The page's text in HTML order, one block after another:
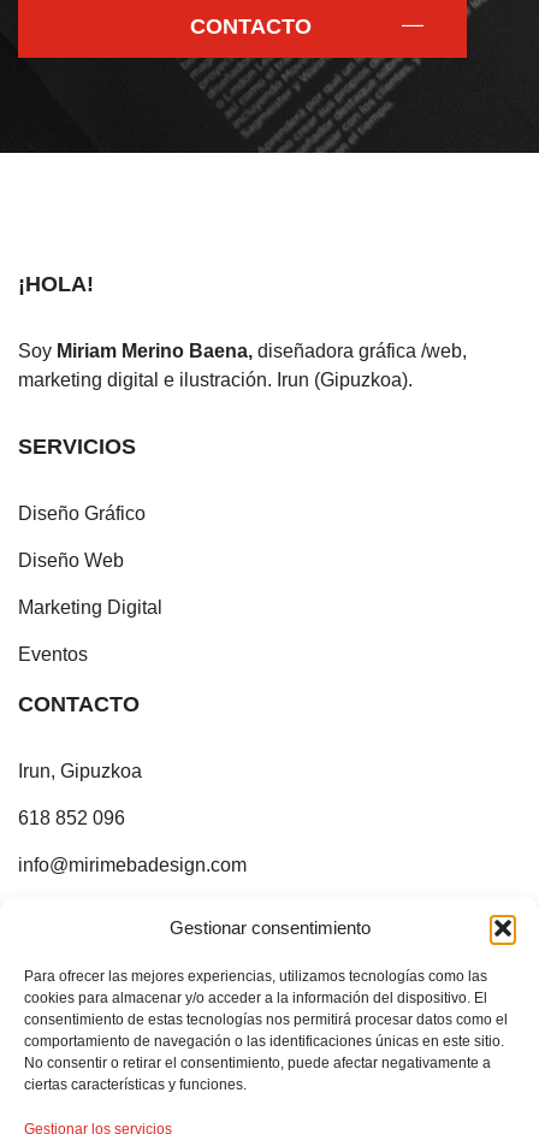
Gestionar consentimiento
Para ofrecer las mejores experiencias, utilizamos tecnologías como las
cookies para almacenar y/o acceder a la información del dispositivo. El
consentimiento de estas tecnologías nos permitirá procesar datos como el
comportamiento de navegación o las identificaciones únicas en este sitio.
No consentir o retirar el consentimiento, puede afectar negativamente a
ciertas características y funciones.
Gestionar los servicios
CONTACTO
¡HOLA!
Soy Miriam Merino Baena, diseñadora gráfica /web,
marketing digital e ilustración. Irun (Gipuzkoa).
SERVICIOS
Diseño Gráfico
Diseño Web
Marketing Digital
Eventos
CONTACTO
Irun, Gipuzkoa
618 852 096
info@mirimebadesign.com
¡ESTOY EN INTERNET!
Sígueme en: